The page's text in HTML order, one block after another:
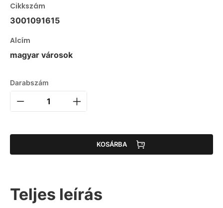
Cikkszám
3001091615
Alcím
magyar városok
Darabszám
KOSÁRBA
Teljes leírás